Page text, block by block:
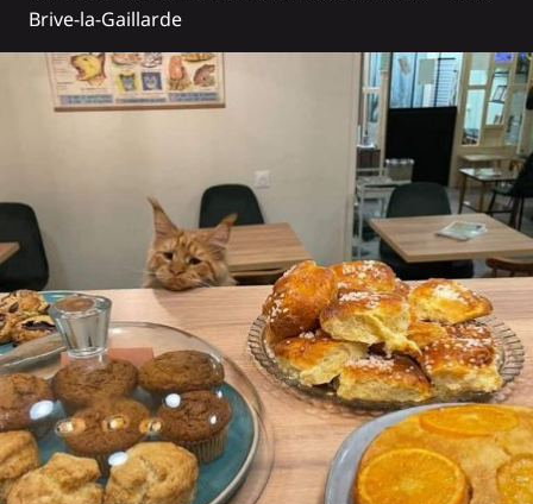
Brive-la-Gaillarde